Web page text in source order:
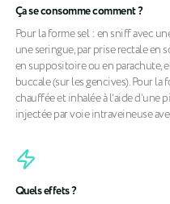
Ça se consomme comment ?
Pour la forme sel : en sniff avec
une seringue, par prise rectale en
en suppositoire ou en parachute,
buccale (sur les gencives). Pour
chauffée et inhalée à l’aide d’une
injectée par voie intraveineuse
Quels effets ?